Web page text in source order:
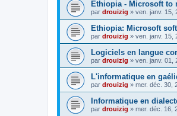
Ethiopia - Microsoft to
par drouizig » ven. janv. 15,
Ethiopia: Microsoft
par drouizig » ven. janv. 15,
Logiciels en langue
par drouizig » ven. janv. 01,
L'informatique en
par drouizig » mer. déc. 30,
Informatique en
par drouizig » mer. déc. 16,